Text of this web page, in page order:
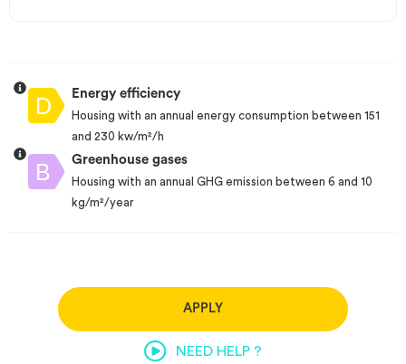
Energy efficiency
Housing with an annual energy consumption between 151
and 230 kw/m²/h
Greenhouse gases
Housing with an annual GHG emission between 6 and 10
kg/m²/year
APPLY
NEED HELP ?